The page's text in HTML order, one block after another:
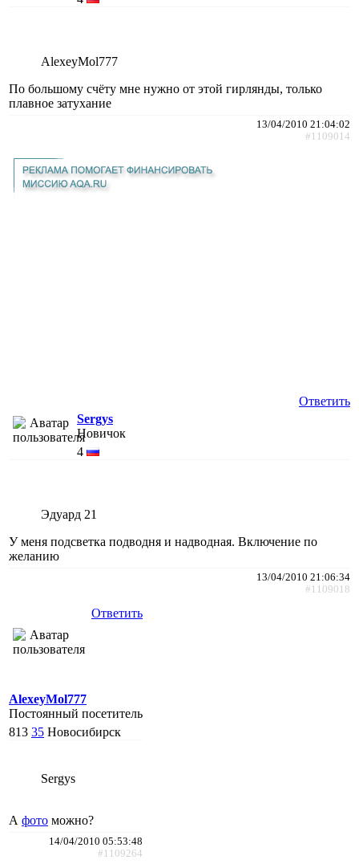
AlexeyMol777
По большому счёту мне нужно от этой гирлянды, только
плавное затухание
13/04/2010 21:04:02
#1109014
Ответить
Sergys
Новичок
4
Эдуард 21
У меня подсветка подводня и надводная. Включение по
желанию
13/04/2010 21:06:34
#1109018
Ответить
AlexeyMol777
Постоянный посетитель
813 35 Новосибирск
Sergys
А фото можно?
14/04/2010 05:53:48
#1109264